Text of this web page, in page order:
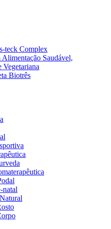
teck Complex
Alimentação Saudável,
Biotrês
natal